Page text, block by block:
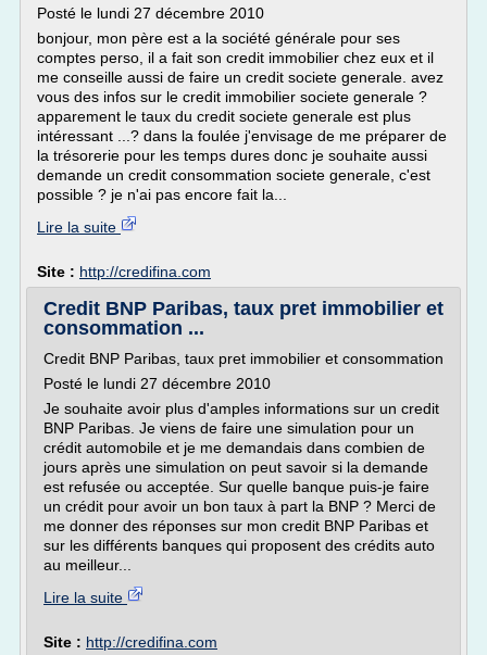
Posté le lundi 27 décembre 2010
bonjour, mon père est a la société générale pour ses
comptes perso, il a fait son credit immobilier chez eux et il
me conseille aussi de faire un credit societe generale. avez
vous des infos sur le credit immobilier societe generale ?
apparement le taux du credit societe generale est plus
intéressant ...? dans la foulée j'envisage de me préparer de
la trésorerie pour les temps dures donc je souhaite aussi
demande un credit consommation societe generale, c'est
possible ? je n'ai pas encore fait la...
Lire la suite
Site : http://credifina.com
Credit BNP Paribas, taux pret immobilier et
consommation ...
Credit BNP Paribas, taux pret immobilier et consommation
Posté le lundi 27 décembre 2010
Je souhaite avoir plus d'amples informations sur un credit
BNP Paribas. Je viens de faire une simulation pour un
crédit automobile et je me demandais dans combien de
jours après une simulation on peut savoir si la demande
est refusée ou acceptée. Sur quelle banque puis-je faire
un crédit pour avoir un bon taux à part la BNP ? Merci de
me donner des réponses sur mon credit BNP Paribas et
sur les différents banques qui proposent des crédits auto
au meilleur...
Lire la suite
Site : http://credifina.com